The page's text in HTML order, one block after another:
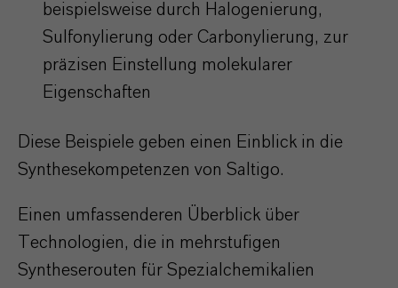
beispielsweise durch Halogenierung,
Sulfonylierung oder Carbonylierung, zur
präzisen Einstellung molekularer
Eigenschaften
Diese Beispiele geben einen Einblick in die
Synthesekompetenzen von Saltigo.
Einen umfassenderen Überblick über
Technologien, die in mehrstufigen
Syntheserouten für Spezialchemikalien